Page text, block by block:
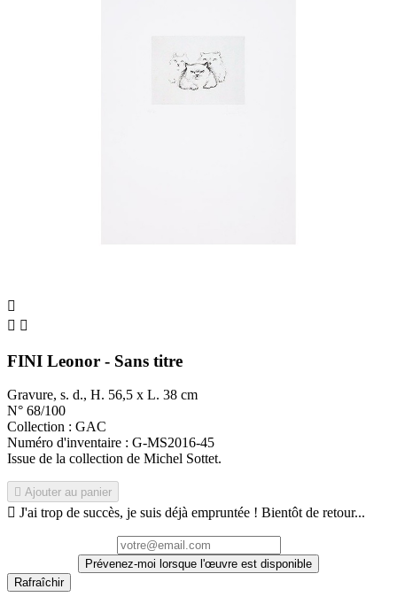

 
FINI Leonor - Sans titre
Gravure, s. d., H. 56,5 x L. 38 cm
N° 68/100
Collection : GAC
Numéro d'inventaire : G-MS2016-45
Issue de la collection de Michel Sottet.
 Ajouter au panier
 J'ai trop de succès, je suis déjà empruntée ! Bientôt de retour...
Prévenez-moi lorsque l'œuvre est disponible